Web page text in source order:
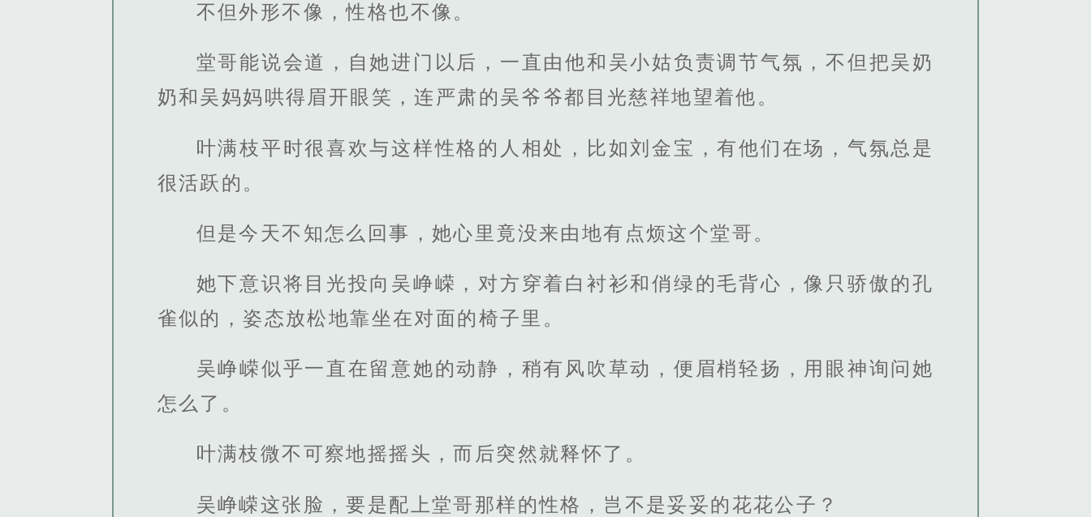
不但外形不像，性格也不像。
堂哥能说会道，自她进门以后，一直由他和吴小姑负责调节气氛，不但把吴奶
奶和吴妈妈哄得眉开眼笑，连严肃的吴爷爷都目光慈祥地望着他。
叶满枝平时很喜欢与这样性格的人相处，比如刘金宝，有他们在场，气氛总是
很活跃的。
但是今天不知怎么回事，她心里竟没来由地有点烦这个堂哥。
她下意识将目光投向吴峥嵘，对方穿着白衬衫和俏绿的毛背心，像只骄傲的孔
雀似的，姿态放松地靠坐在对面的椅子里。
吴峥嵘似乎一直在留意她的动静，稍有风吹草动，便眉梢轻扬，用眼神询问她
怎么了。
叶满枝微不可察地摇摇头，而后突然就释怀了。
吴峥嵘这张脸，要是配上堂哥那样的性格，岂不是妥妥的花花公子？